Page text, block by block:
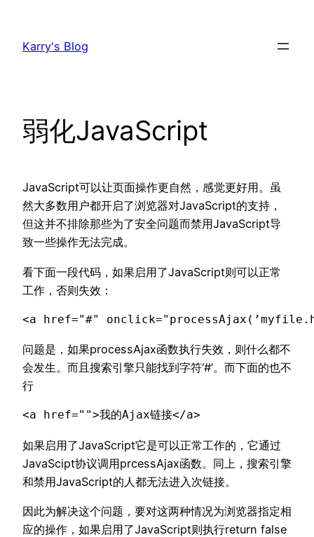
Karry's Blog
弱化JavaScript
JavaScript可以让页面操作更自然，感觉更好用。虽
然大多数用户都开启了浏览器对JavaScript的支持，
但这并不排除那些为了安全问题而禁用JavaScript导
致一些操作无法完成。
看下面一段代码，如果启用了JavaScript则可以正常
工作，否则失效：
<a href="#"
问题是，如果processAjax函数执行失效，则什么都不
会发生。而且搜索引擎只能找到字符‘#’。而下面的也不
行
<a href="">我的Ajax链接</a>
如果启用了JavaScript它是可以正常工作的，它通过
JavaScipt协议调用prcessAjax函数。同上，搜索引擎
和禁用JavaScript的人都无法进入次链接。
因此为解决这个问题，要对这两种情况为浏览器指定相
应的操作，如果启用了JavaScript则执行return false